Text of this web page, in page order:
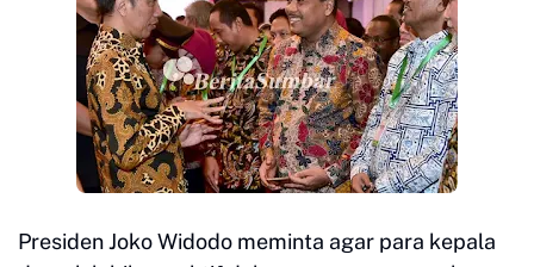
Presiden Joko Widodo meminta agar para kepala